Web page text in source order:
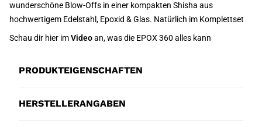
wunderschöne Blow-Offs in einer kompakten Shisha aus
hochwertigem Edelstahl, Epoxid & Glas. Natürlich im Komplettset
Schau dir hier imVideoan, was die EPOX 360 alles kann
PRODUKTEIGENSCHAFTEN
HERSTELLERANGABEN